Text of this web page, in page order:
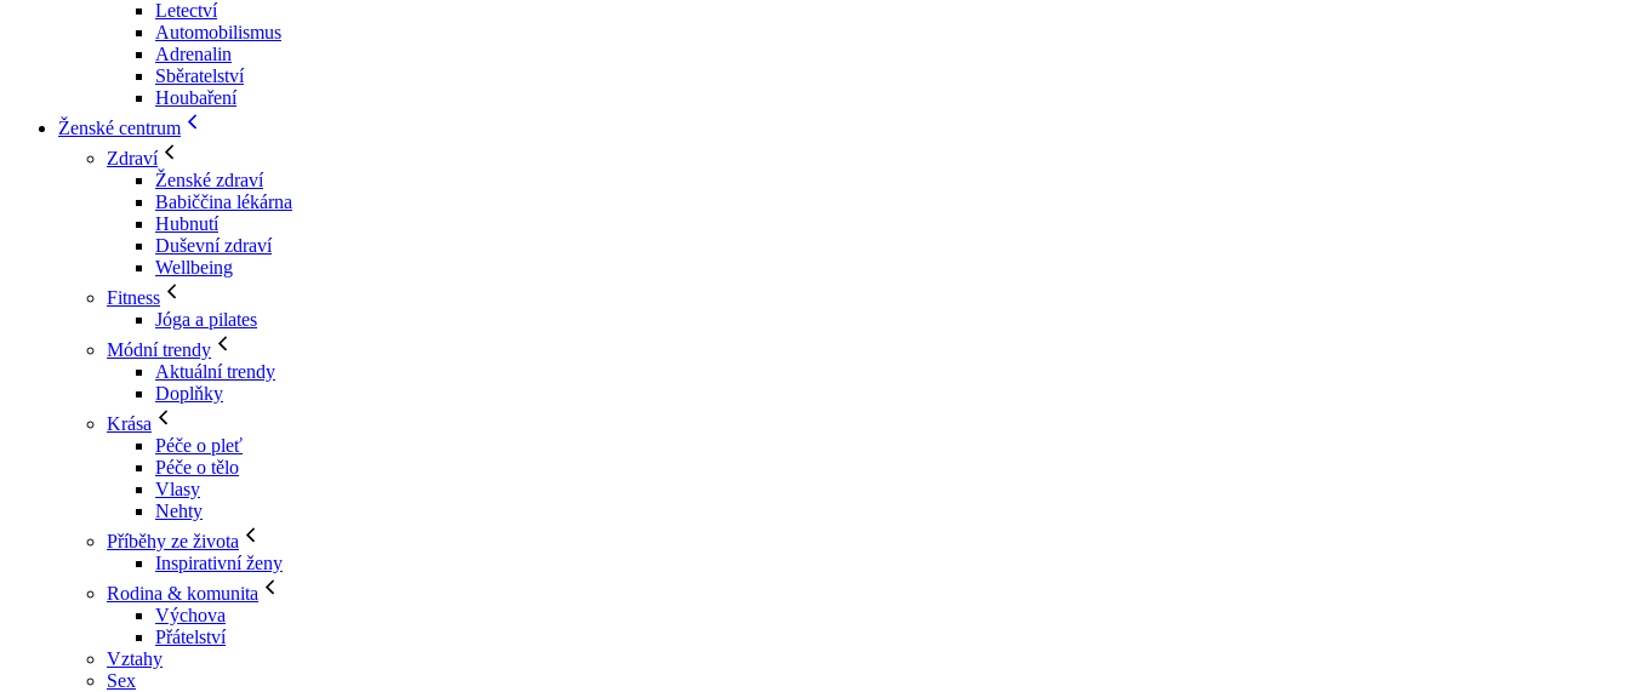
Letectví
Automobilismus
Adrenalin
Sběratelství
Houbaření
Ženské centrum
Zdraví
Ženské zdraví
Babiččina lékárna
Hubnutí
Duševní zdraví
Wellbeing
Fitness
Jóga a pilates
Módní trendy
Aktuální trendy
Doplňky
Krása
Péče o pleť
Péče o tělo
Vlasy
Nehty
Příběhy ze života
Inspirativní ženy
Rodina & komunita
Výchova
Přátelství
Vztahy
Sex